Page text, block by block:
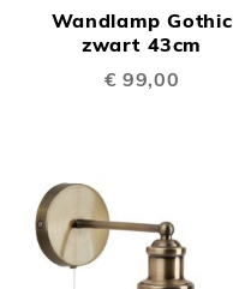
Wandlamp Gothic
zwart 43cm
€ 99,00